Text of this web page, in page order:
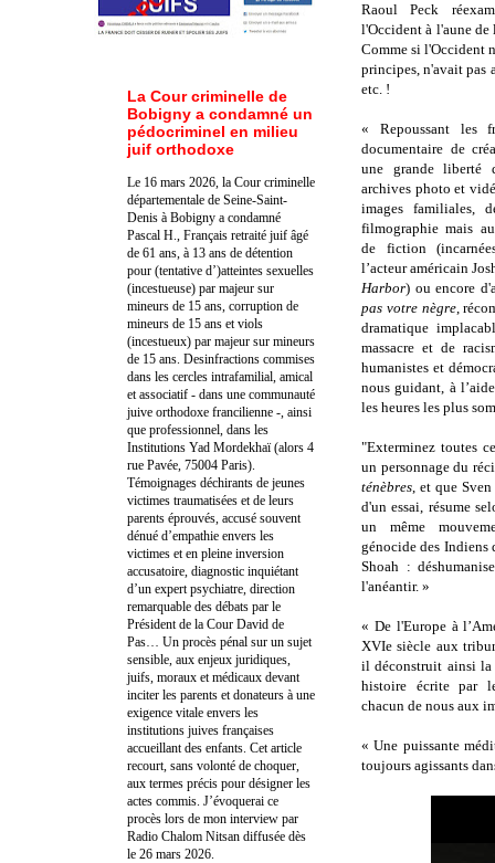
Raoul Peck
l'Occident à l'aune
Comme si l'Occident
principes, n'avait pas
etc. !
« Repoussant les
documentaire de
une grande liberté
archives photo et
images familiales,
filmographie mais
de fiction
l’acteur américain
Harbor) ou encore
pas votre nègre,
dramatique
massacre et de
humanistes et
nous guidant, à
les heures les plus
"Exterminez toutes
un personnage du
ténèbres, et que
d'un essai, résume
un même
génocide des
Shoah :
l'anéantir. »
« De l'Europe à
XVIe siècle aux
il déconstruit ainsi la
histoire écrite par
chacun de nous aux
« Une puissante
toujours agissants
La Cour criminelle de
Bobigny a condamné un
pédocriminel en milieu
juif orthodoxe
Le 16 mars 2026, la Cour criminelle
départementale de Seine-Saint-
Denis à Bobigny a condamné
Pascal H., Français retraité juif âgé
de 61 ans, à 13 ans de détention
pour (tentative d’)atteintes sexuelles
(incestueuse) par majeur sur
mineurs de 15 ans, corruption de
mineurs de 15 ans et viols
(incestueux) par majeur sur mineurs
de 15 ans. Desinfractions commises
dans les cercles intrafamilial, amical
et associatif - dans une communauté
juive orthodoxe francilienne -, ainsi
que professionnel, dans les
Institutions Yad Mordekhaï (alors 4
rue Pavée, 75004 Paris).
Témoignages déchirants de jeunes
victimes traumatisées et de leurs
parents éprouvés, accusé souvent
dénué d’empathie envers les
victimes et en pleine inversion
accusatoire, diagnostic inquiétant
d’un expert psychiatre, direction
remarquable des débats par le
Président de la Cour David de
Pas… Un procès pénal sur un sujet
sensible, aux enjeux juridiques,
juifs, moraux et médicaux devant
inciter les parents et donateurs à une
exigence vitale envers les
institutions juives françaises
accueillant des enfants. Cet article
recourt, sans volonté de choquer,
aux termes précis pour désigner les
actes commis. J’évoquerai ce
procès lors de mon interview par
Radio Chalom Nitsan diffusée dès
le 26 mars 2026.